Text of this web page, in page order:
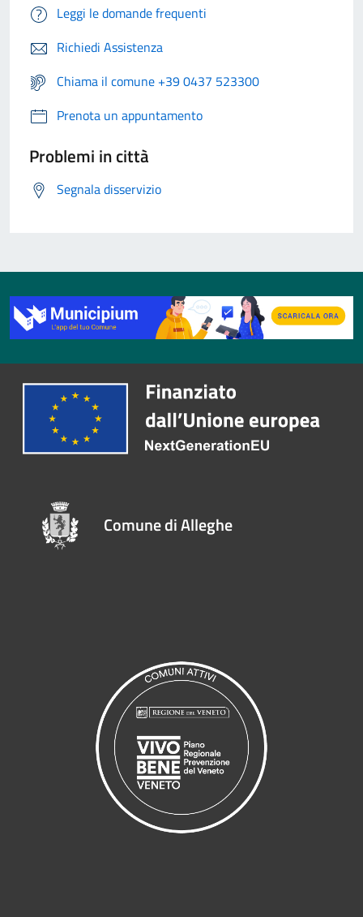
Leggi le domande frequenti
Richiedi Assistenza
Chiama il comune +39 0437 523300
Prenota un appuntamento
Problemi in città
Segnala disservizio
Comune di Alleghe